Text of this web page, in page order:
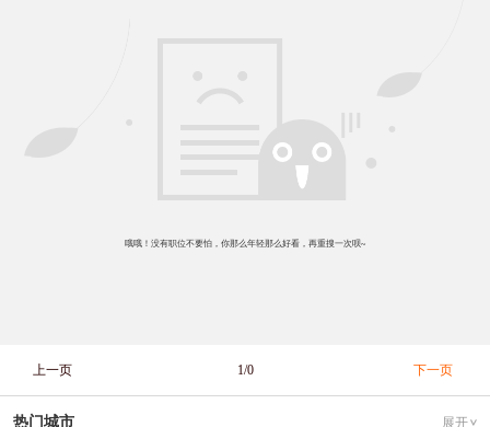
哦哦！没有职位不要怕，你那么年轻那么好看，再重搜一次呗~
上一页 1/0 下一页
热门城市 展开